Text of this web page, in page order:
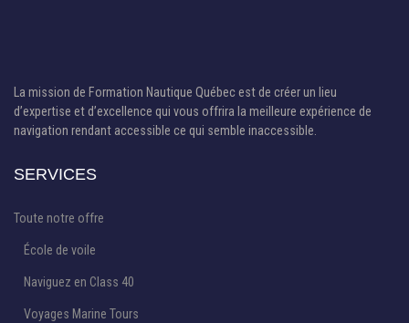
La mission de Formation Nautique Québec est de créer un lieu
d’expertise et d’excellence qui vous offrira la meilleure expérience de
navigation rendant accessible ce qui semble inaccessible.
SERVICES
Toute notre offre
École de voile
Naviguez en Class 40
Voyages Marine Tours